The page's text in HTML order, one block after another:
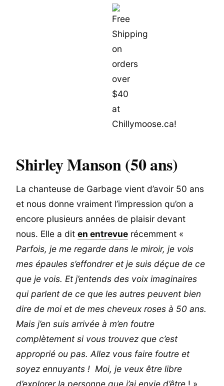
Shirley Manson (50 ans)
La chanteuse de Garbage vient d’avoir 50 ans
et nous donne vraiment l’impression qu’on a
encore plusieurs années de plaisir devant
nous. Elle a dit en entrevue récemment «
Parfois, je me regarde dans le miroir, je vois
mes épaules s’effondrer et je suis déçue de ce
que je vois. Et j’entends des voix imaginaires
qui parlent de ce que les autres peuvent bien
dire de moi et de mes cheveux roses à 50 ans.
Mais j’en suis arrivée à m’en foutre
complètement si vous trouvez que c’est
approprié ou pas. Allez vous faire foutre et
soyez ennuyants ! Moi, je veux être libre
d’explorer la personne que j’ai envie d’être ! ».